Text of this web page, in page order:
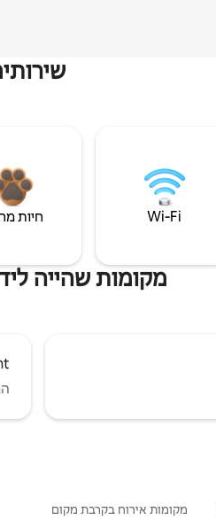
Wi‑Fi חיות
מקומות שהייה
מקומות אירוח בקרבת מקום